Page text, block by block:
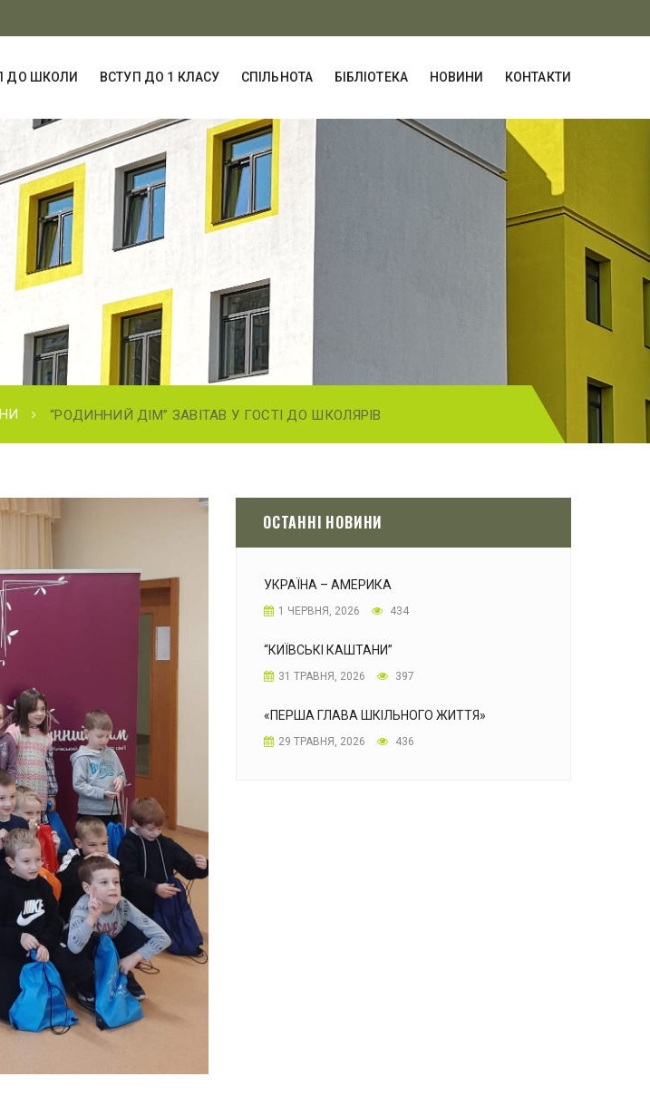
ДО ШКОЛИ ВСТУП ДО 1 КЛАСУ СПІЛЬНОТА БІБЛІОТЕКА НОВИНИ КОНТАКТИ
“РОДИННИЙ ДІМ” ЗАВІТАВ У ГОСТІ ДО ШКОЛЯРІВ
ОСТАННІ НОВИНИ
УКРАЇНА – АМЕРИКА
1 ЧЕРВНЯ, 2026 434
“КИЇВСЬКІ КАШТАНИ”
31 ТРАВНЯ, 2026 397
«ПЕРША ГЛАВА ШКІЛЬНОГО ЖИТТЯ»
29 ТРАВНЯ, 2026 436